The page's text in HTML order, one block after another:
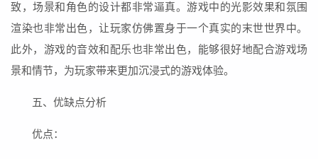
致，场景和角色的设计都非常逼真。游戏中的光影效果和氛围
渲染也非常出色，让玩家仿佛置身于一个真实的末世世界中。
此外，游戏的音效和配乐也非常出色，能够很好地配合游戏场
景和情节，为玩家带来更加沉浸式的游戏体验。
五、优缺点分析
优点：